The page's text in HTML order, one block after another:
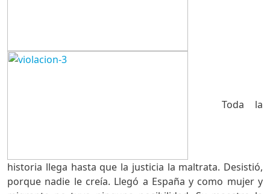
Toda la
historia llega hasta que la justicia la maltrata. Desistió,
porque nadie le creía. Llegó a España y como mujer y